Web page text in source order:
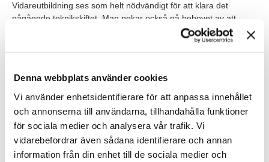
Denna webbplats använder cookies
Vi använder enhetsidentifierare för att anpassa innehållet
och annonserna till användarna, tillhandahålla funktioner
för sociala medier och analysera vår trafik. Vi
vidarebefordrar även sådana identifierare och annan
information från din enhet till de sociala medier och
Vidareutbildning ses som helt nödvändigt för att klara det
pågående teknikskiftet. Man pekar också på behovet av att
utarbeta mer strukturerade kompetensutvecklingsplaner. Och att
identifiera och täppa igen dagens och framtidens
Återigen framträder ett behov av kompetenslyft inom
digitalisering och AI (Artificiell Intelligens). Det är ett lyft som bör
ske på olika nivåer både på bredd och djup. Rapportens råd är
att ta fram kompetensutvecklingsplaner som omfattar företagen
som helhet men även nedbrutet på individnivå. Planerna bör
utgå från identifierade kompetensbehov, företagens nuvarande
kompetens och gapet däremellan. Även rapportenTeknikskifte